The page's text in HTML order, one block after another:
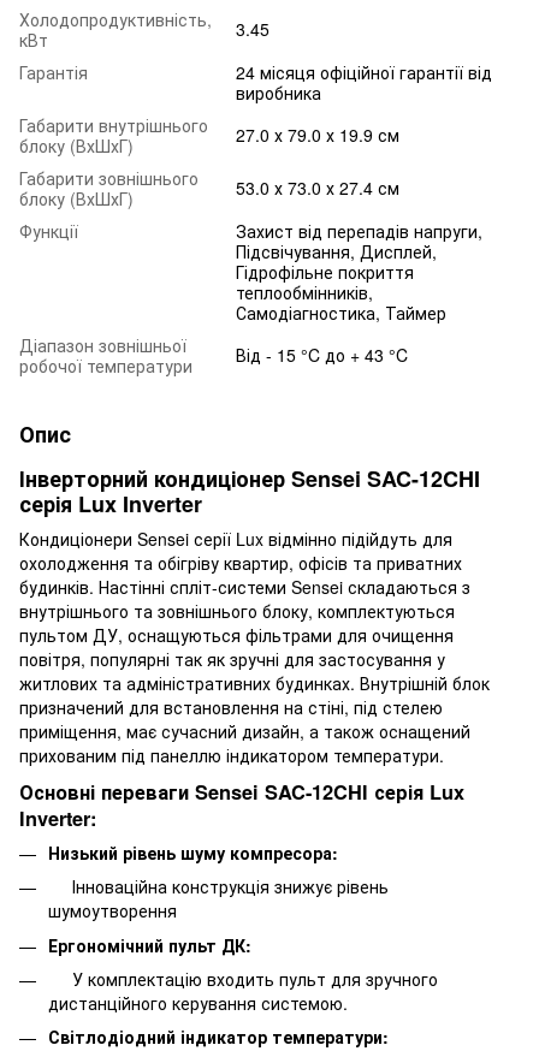
Холодопродуктивність,
кВт
3.45
Гарантія
24 місяця офіційної гарантії від
виробника
Габарити внутрішнього
блоку (ВхШхГ)
27.0 х 79.0 х 19.9 см
Габарити зовнішнього
блоку (ВхШхГ)
53.0 х 73.0 х 27.4 см
Функції
Захист від перепадів напруги,
Підсвічування, Дисплей,
Гідрофільне покриття
теплообмінників,
Самодіагностика, Таймер
Діапазон зовнішньої
робочої температури
Від - 15 °C до + 43 °C
Опис
Інверторний кондиціонер Sensei SAC-12CHI
серія Lux Inverter
Кондиціонери Sensei серії Lux відмінно підійдуть для
охолодження та обігріву квартир, офісів та приватних
будинків. Настінні спліт-системи Sensei складаються з
внутрішнього та зовнішнього блоку, комплектуються
пультом ДУ, оснащуються фільтрами для очищення
повітря, популярні так як зручні для застосування у
житлових та адміністративних будинках. Внутрішній блок
призначений для встановлення на стіні, під стелею
приміщення, має сучасний дизайн, а також оснащений
прихованим під панеллю індикатором температури.
Основні переваги Sensei SAC-12CHI серія Lux
Inverter:
Низький рівень шуму компресора:
Інноваційна конструкція знижує рівень
шумоутворення
Ергономічний пульт ДК:
У комплектацію входить пульт для зручного
дистанційного керування системою.
Світлодіодний індикатор температури: